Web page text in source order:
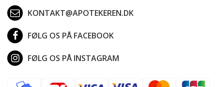
KONTAKT@APOTEKEREN.DK
FØLG OS PÅ FACEBOOK
FØLG OS PÅ INSTAGRAM